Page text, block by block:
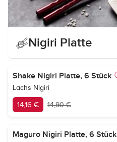
Nigiri Platte
Shake Nigiri Platte, 6 Stück
Lachs Nigiri
14,16 € 14,90 €
Maguro Nigiri Platte, 6 Stück